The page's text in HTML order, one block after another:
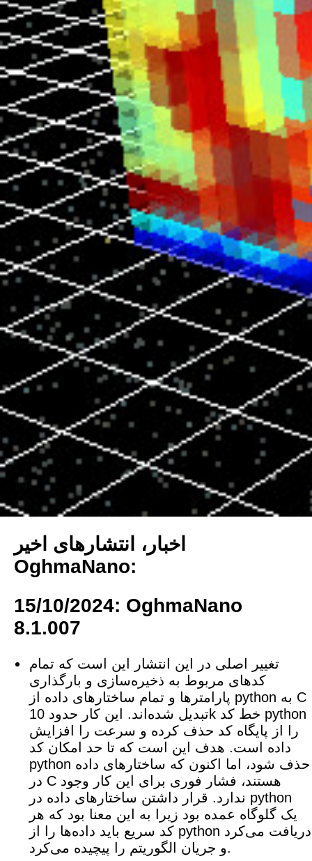
اخبار، انتشارهای اخیر
OghmaNano:
15/10/2024: OghmaNano
8.1.007
تغییر اصلی در این انتشار این است که تمام
کدهای مربوط به ذخیره‌سازی و بارگذاری
پارامترها و تمام ساختارهای داده از python به C
تبدیل شده‌اند. این کار حدود 10k خط کد python
را از پایگاه کد حذف کرده و سرعت را افزایش
داده است. هدف این است که تا حد امکان کد
python حذف شود، اما اکنون که ساختارهای داده
در C هستند، فشار فوری برای این کار وجود
ندارد. قرار داشتن ساختارهای داده در python
یک گلوگاه عمده بود زیرا به این معنا بود که هر
کد سریع باید داده‌ها را از python دریافت می‌کرد
و جریان الگوریتم را پیچیده می‌کرد.